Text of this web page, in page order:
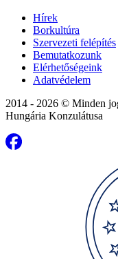
Hírek
Borkultúra
Szervezeti felépítés
Bemutatkozunk
Elérhetőségeink
Adatvédelem
2014 - 2026 © Minden
Hungária Konzulátusa